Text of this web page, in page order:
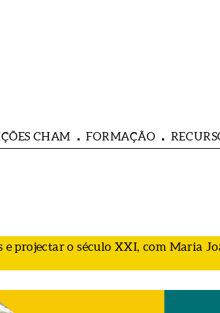
CHAM FORMAÇÃO
projectar o século XXI, com Maria